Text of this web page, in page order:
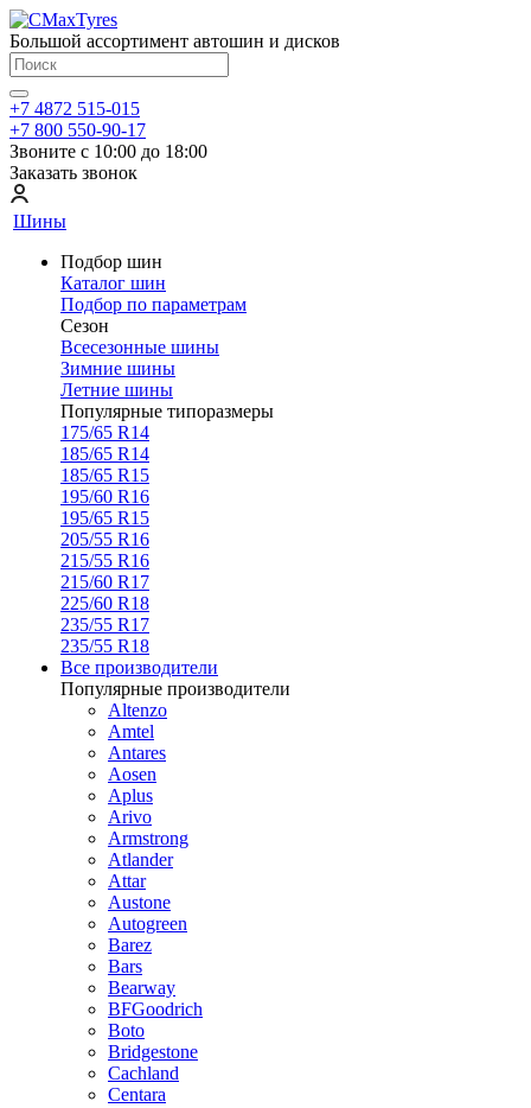
Большой ассортимент автошин и дисков
+7 4872 515-015
+7 800 550-90-17
Звоните с 10:00 до 18:00
Заказать звонок
Шины
Подбор шин
Каталог шин
Подбор по параметрам
Сезон
Всесезонные шины
Зимние шины
Летние шины
Популярные типоразмеры
175/65 R14
185/65 R14
185/65 R15
195/60 R16
195/65 R15
205/55 R16
215/55 R16
215/60 R17
225/60 R18
235/55 R17
235/55 R18
Все производители
Популярные производители
Altenzo
Amtel
Antares
Aosen
Aplus
Arivo
Armstrong
Atlander
Attar
Austone
Autogreen
Barez
Bars
Bearway
BFGoodrich
Boto
Bridgestone
Cachland
Centara